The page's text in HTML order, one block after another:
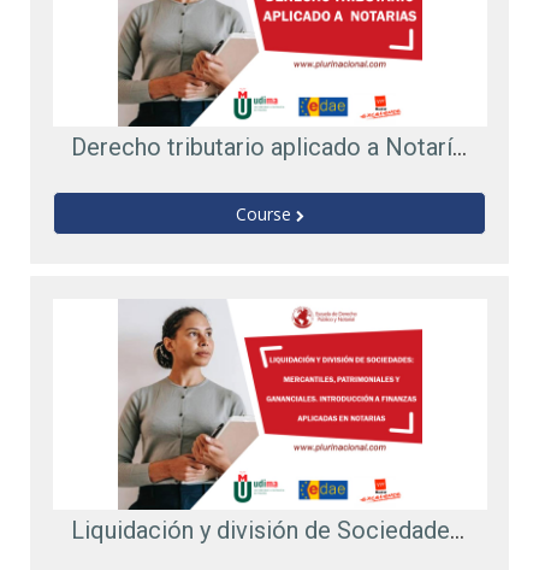
Derecho tributario aplicado a Notarías
Course
Liquidación y división de Sociedades: Mercantiles, Patrimoniales y Gananciales. Introducción a finanzas aplicadas en Notarías